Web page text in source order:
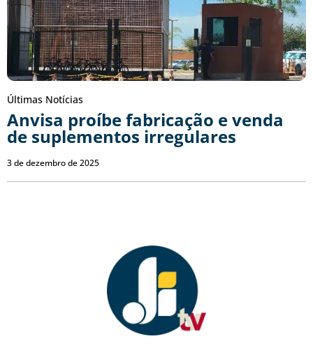
Últimas Notícias
Anvisa proíbe fabricação e venda
de suplementos irregulares
3 de dezembro de 2025